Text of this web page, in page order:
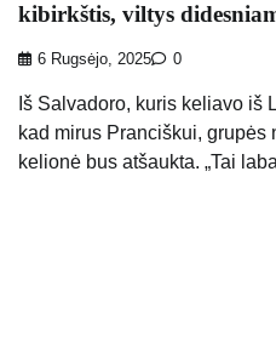
kibirkštis, viltys
6 Rugsėjo, 2025 0
Iš Salvadoro, kuris keliavo iš
kad mirus Pranciškui,
kelionė bus atšaukta. „Tai